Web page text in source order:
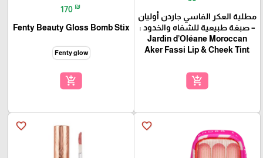
مطلية العكر الفاسي جاردن أوليان
– صبغة طبيعية للشفاه والخدود :
Jardin d’Oléane Moroccan
Aker Fassi Lip & Cheek Tint
add_shopping_cart
170 ₪
Fenty Beauty Gloss Bomb Stix
Fenty glow
add_shopping_cart
favorite_border
favorite_border